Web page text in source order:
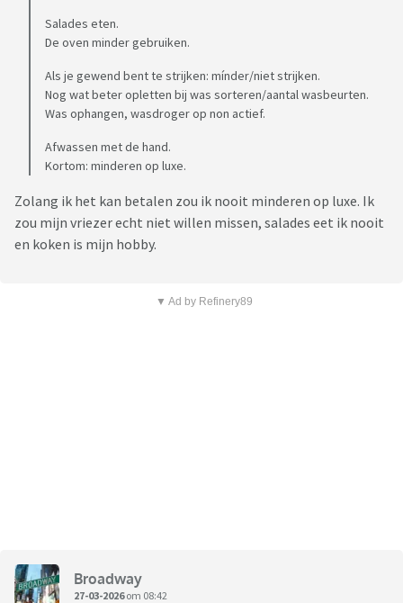
Salades eten.
De oven minder gebruiken.
Als je gewend bent te strijken: mínder/niet strijken.
Nog wat beter opletten bij was sorteren/aantal wasbeurten.
Was ophangen, wasdroger op non actief.
Afwassen met de hand.
Kortom: minderen op luxe.
Zolang ik het kan betalen zou ik nooit minderen op luxe. Ik
zou mijn vriezer echt niet willen missen, salades eet ik nooit
en koken is mijn hobby.
▼ Ad by Refinery89
Broadway
27-03-2026om 08:42